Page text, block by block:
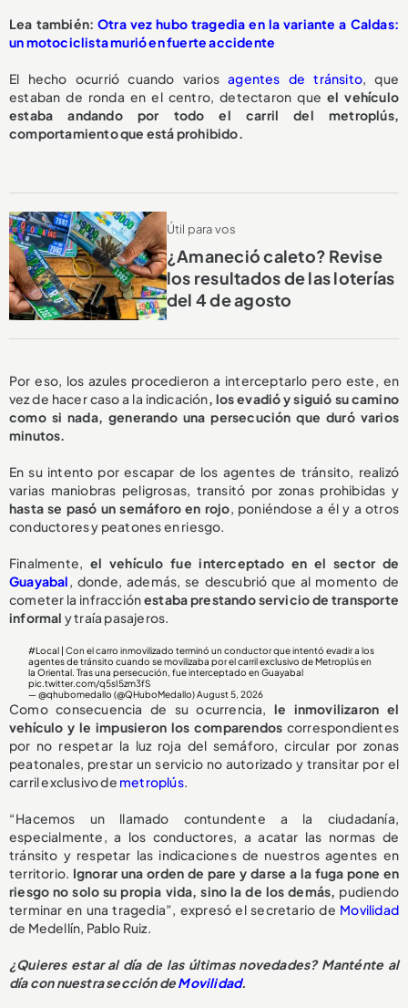
Lea también: Otra vez hubo tragedia en la variante a Caldas:
un motociclista murió en fuerte accidente
El hecho ocurrió cuando variosagentes de tránsito, que
estaban de ronda en el centro, detectaron que el vehículo
estaba andando por todo el carril del metroplús,
comportamiento que está prohibido.
Útil para vos
¿Amaneció caleto? Revise
los resultados de las loterías
del 4 de agosto
Por eso, los azules procedieron a interceptarlo pero este, en
vez de hacer caso a la indicación, los evadió y siguió su camino
como si nada, generando una persecución que duró varios
minutos.
En su intento por escapar de los agentes de tránsito, realizó
varias maniobras peligrosas, transitó por zonas prohibidas y
hasta se pasó un semáforo en rojo, poniéndose a él y a otros
conductores y peatones en riesgo.
Finalmente, el vehículo fue interceptado en el sector de
Guayabal, donde, además, se descubrió que al momento de
cometer la infracciónestaba prestando servicio de transporte
informal y traía pasajeros.
#Local | Con el carro inmovilizado terminó un conductor que intentó evadir a los
agentes de tránsito cuando se movilizaba por el carril exclusivo de Metroplús en
la Oriental. Tras una persecución, fue interceptado en Guayabal
pic.twitter.com/q5sI5zm3fS
— @qhubomedallo (@QHuboMedallo)August 5, 2026
Como consecuencia de su ocurrencia, le inmovilizaron el
vehículo y le impusieron los comparendos correspondientes
por no respetar la luz roja del semáforo, circular por zonas
peatonales, prestar un servicio no autorizado y transitar por el
carril exclusivo de metroplús.
“Hacemos un llamado contundente a la ciudadanía,
especialmente, a los conductores, a acatar las normas de
tránsito y respetar las indicaciones de nuestros agentes en
territorio. Ignorar una orden de pare y darse a la fuga pone en
riesgo no solo su propia vida, sino la de los demás, pudiendo
terminar en una tragedia”, expresó el secretario de Movilidad
de Medellín, Pablo Ruiz.
¿Quieres estar al día de las últimas novedades? Manténte al
día con nuestra sección deMovilidad.